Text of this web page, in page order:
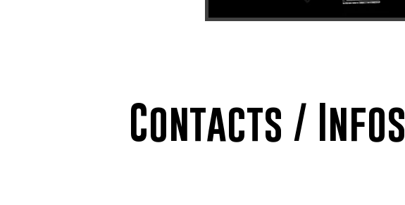
Contacts / Infos